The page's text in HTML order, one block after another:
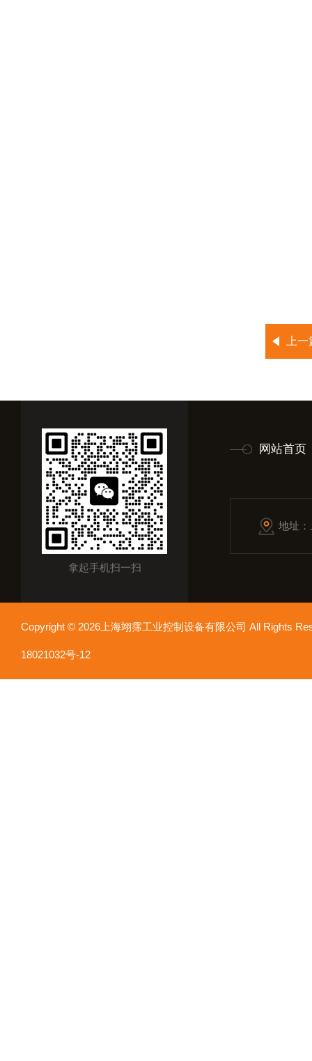
上
拿起手机扫一扫
网站首页
地址
Copyright © 2026上海翊霈工业控制设备有限公司 All Rights
18021032号-12